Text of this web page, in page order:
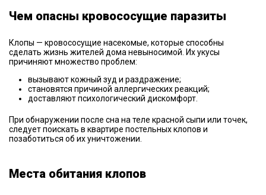
Чем опасны кровососущие паразиты
Клопы — кровососущие насекомые, которые способны
сделать жизнь жителей дома невыносимой. Их укусы
причиняют множество проблем:
вызывают кожный зуд и раздражение;
становятся причиной аллергических реакций;
доставляют психологический дискомфорт.
При обнаружении после сна на теле красной сыпи или точек,
следует поискать в квартире постельных клопов и
позаботиться об их уничтожении.
Места обитания клопов